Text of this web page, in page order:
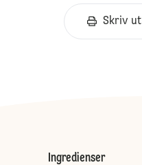
Skriv ut
Ingredienser